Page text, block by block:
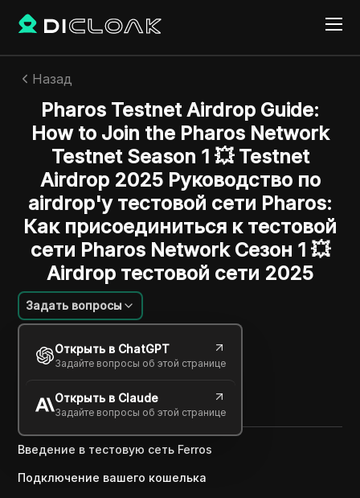
Назад
Pharos Testnet Airdrop Guide:
How to Join the Pharos Network
Testnet Season 1 💥 Testnet
Airdrop 2025 Руководство по
airdrop'у тестовой сети Pharos:
Как присоединиться к тестовой
сети Pharos Network Сезон 1 💥
Airdrop тестовой сети 2025
Задать вопросы
Открыть в ChatGPT
Задайте вопросы об этой странице
Открыть в Claude
Задайте вопросы об этой странице
Сара Джонсон
13 авг. 2025 2 минут
Copy Link
Введение в тестовую сеть Ferros
Подключение вашего кошелька